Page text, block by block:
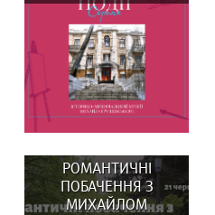
РОМАНТИЧНІ
ПОБАЧЕННЯ З
МИХАЙЛОМ